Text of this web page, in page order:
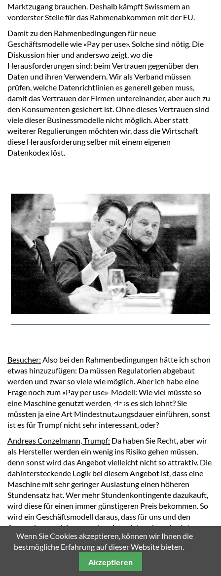
SCROLL DOWN
Marktzugang brauchen. Deshalb kämpft Swissmem an
vorderster Stelle für das Rahmenabkommen mit der EU.
Damit zu den Rahmenbedingungen für neue
Geschäftsmodelle wie «Pay per use». Solche sind nötig. Die
Diskussion hier und anderswo zeigt, wo die
Herausforderungen sind: beim Vertrauen gegenüber den
Daten und ihren Verwendern. Wir als Verband müssen
prüfen, welche Datenrichtlinien es generell geben muss,
damit das Vertrauen der Firmen untereinander, aber auch zu
den Konsumenten gesichert ist. Ohne dieses Vertrauen sind
viele dieser Businessmodelle nicht möglich. Aber statt
weiterer Regulierungen möchten wir, dass die Wirtschaft
diese Herausforderung selber mit einem eigenen
Datenkodex löst.
Besucher: Also bei den Rahmenbedingungen hätte ich schon
etwas hinzuzufügen: Da müssen Regulatorien abgebaut
werden und zwar so viele wie möglich. Aber ich habe eine
Frage noch zum «Pay per use»-Modell: Wie viel müsste so
eine Maschine genutzt werden, dass es sich lohnt? Sie
müssten ja eine Art Mindestnutzungsdauer einführen, sonst
ist es für Trumpf nicht sehr interessant, oder?
Andreas Conzelmann, Trumpf: Da haben Sie Recht, aber wir
als Hersteller werden ein wenig ins Risiko gehen müssen,
denn sonst wird das Angebot vielleicht nicht so attraktiv. Die
dahintersteckende Logik bei diesem Angebot ist, dass eine
Maschine mit sehr geringer Auslastung einen höheren
Stundensatz hat. Wer mehr Stundenkontingente dazukauft,
wird diese für einen immer günstigeren Preis bekommen. So
wird ein Geschäftsmodell daraus, dass für uns und den
Anwender am vielversprechendsten ist und wo das Interesse
am grössten ist, die Maschine so gut wie möglich auszulasten.
Eugen Albisser, Moderator:Mit den neuen Geschäftsmodelle
stehen wir in der Industrie erst am Anfang und sie werden
Wenn Sie Cookies akzeptieren, können wir Ihnen die
bestmögliche Erfahrung auf dieser Website bieten.
Akzeptieren